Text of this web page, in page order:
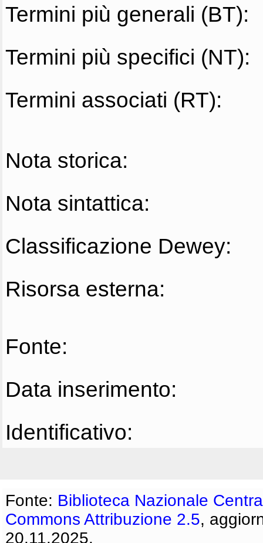
Termini più generali (BT):
Termini più specifici (NT):
Termini associati (RT):
Nota storica:
Nota sintattica:
Classificazione Dewey:
Risorsa esterna:
Fonte:
Data inserimento:
Identificativo:
Fonte: Biblioteca Nazionale
Commons Attribuzione 2.5,
20.11.2025.